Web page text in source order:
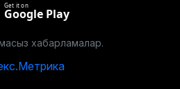
Get it on
Google Play
хабарламалар.